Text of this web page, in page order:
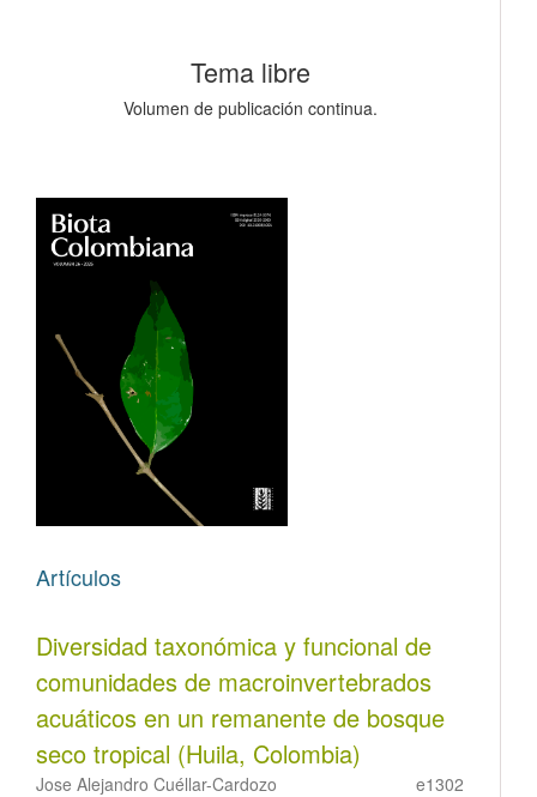
Tema libre
Volumen de publicación continua.
Artículos
Diversidad taxonómica y funcional de
comunidades de macroinvertebrados
acuáticos en un remanente de bosque
seco tropical (Huila, Colombia)
Jose Alejandro Cuéllar-Cardozo e1302